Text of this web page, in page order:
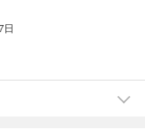
日